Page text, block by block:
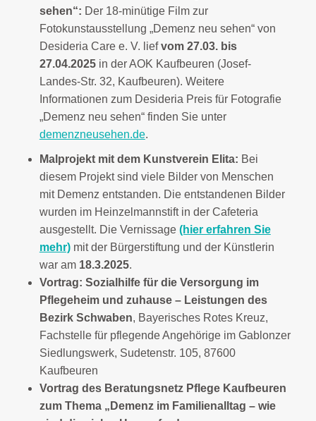
sehen“: Der 18-minütige Film zur
Fotokunstausstellung „Demenz neu sehen“ von
Desideria Care e. V. liefvom 27.03. bis
27.04.2025in der AOK Kaufbeuren (Josef-
Landes-Str. 32, Kaufbeuren). Weitere
Informationen zum Desideria Preis für Fotografie
„Demenz neu sehen“ finden Sie unter
demenzneusehen.de.
Malprojekt mit dem Kunstverein Elita: Bei
diesem Projekt sind viele Bilder von Menschen
mit Demenz entstanden. Die entstandenen Bilder
wurden im Heinzelmannstift in der Cafeteria
ausgestellt. Die Vernissage (hier erfahren Sie
mehr)mit der Bürgerstiftung und der Künstlerin
war am 18.3.2025.
Vortrag: Sozialhilfe für die Versorgung im
Pflegeheim und zuhause – Leistungen des
Bezirk Schwaben, Bayerisches Rotes Kreuz,
Fachstelle für pflegende Angehörige im Gablonzer
Siedlungswerk, Sudetenstr. 105, 87600
Kaufbeuren
Vortrag des Beratungsnetz Pflege Kaufbeuren
zum Thema „Demenz im Familienalltag – wie